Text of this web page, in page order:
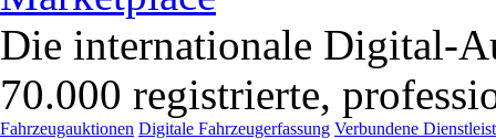
Die internationale Digital-
70.000 registrierte,
Fahrzeugauktionen Digitale Fahrzeugerfassung Verbundene